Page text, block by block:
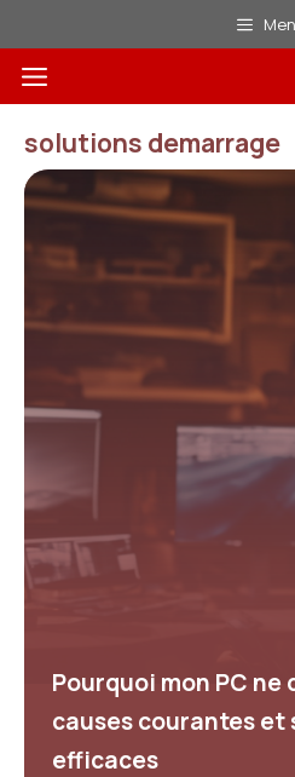
au
contenuMenu
solutions demarrage
Pourquoi mon PC ne
causes courantes et
efficaces